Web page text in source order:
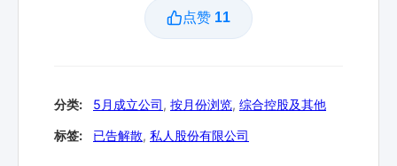
点赞 11
分类: 5月成立公司, 按月份浏览, 综合控股及其他
标签: 已告解散, 私人股份有限公司